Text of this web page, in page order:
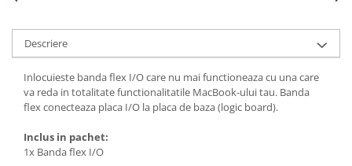
iPhone 15 Pro Max
iPhone 17
iPhone 15 Pro
iPhone 16
Descriere
Inlocuieste banda flex I/O care nu mai functioneaza cu una care
va reda in totalitate functionalitatile MacBook-ului tau. Banda
flex conecteaza placa I/O la placa de baza (logic board).
Inclus in pachet:
1x Banda flex I/O